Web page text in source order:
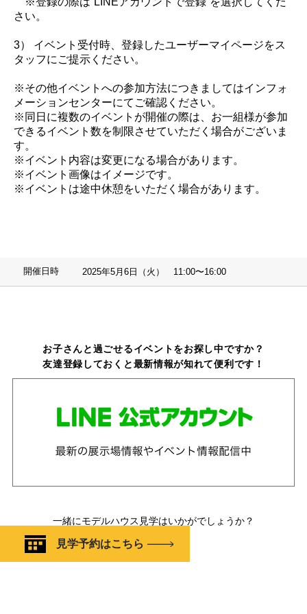
さい。
3） イベント受付時、登録したユーザーマイページをス
タッフにご提示ください。
※その他イベントへの参加方法につきましてはインフォ
メーションセンターにてご確認ください。
※同日に複数のイベントが開催の際は、お一組様が参加
できるイベント数を制限させていただく場合がございま
す。
※イベント内容は変更になる場合があります。
※イベント画像はイメージです。
※イベントは途中休憩をいただく場合があります。
開催日時 2025年5月6日（火） 11:00〜16:00
お子さんと過ごせるイベントをお探し中ですか？
友達登録しておくと最新情報が知れて便利です！
一緒にモデルハウス見学はいかがでしょうか？
見学予約はこちら